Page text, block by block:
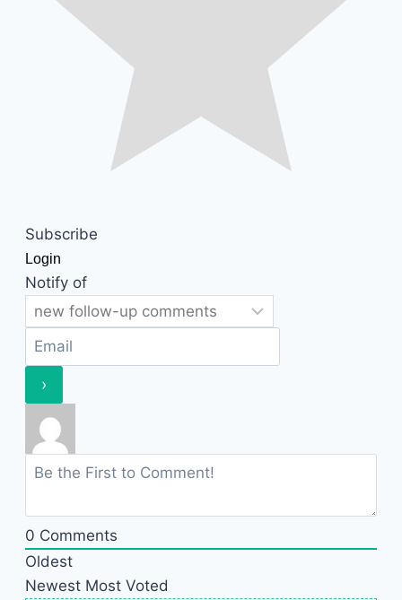
Subscribe
Login
Notify of
0 Comments
Oldest
Newest Most Voted